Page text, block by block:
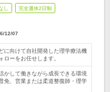
し 完全週休2日制
12/07
に向けて自社開発した理学療法機
ローをお任せします。
かして働きながら成長できる環境
免、営業または柔道整復師・理学